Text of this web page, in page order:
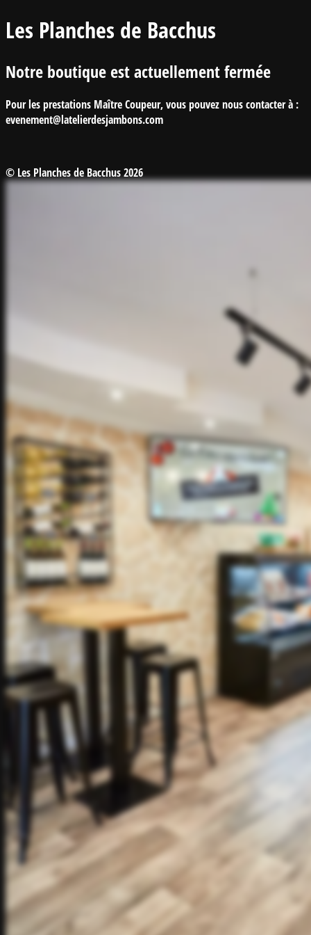
Les Planches de Bacchus
Notre boutique est actuellement fermée
Pour les prestations Maître Coupeur, vous pouvez nous contacter à :
evenement@latelierdesjambons.com
© Les Planches de Bacchus 2026